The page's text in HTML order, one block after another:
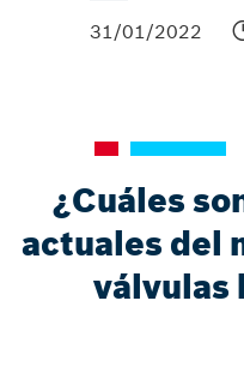
31/01/2022
¿Cuáles
actuales del
válvulas